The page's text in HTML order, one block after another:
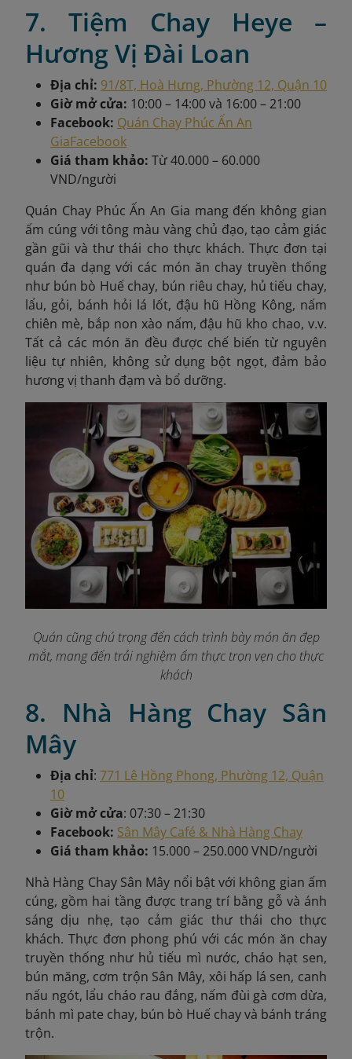
7. Tiệm Chay Heye –
Hương Vị Đài Loan
Địa chỉ: 91/8T, Hoà Hưng, Phường 12, Quận 10
Giờ mở cửa: 10:00 – 14:00 và 16:00 – 21:00
Facebook: Quán Chay Phúc Ấn An
GiaFacebook
Giá tham khảo: Từ 40.000 – 60.000
VND/người
Quán Chay Phúc Ấn An Gia mang đến không gian
ấm cúng với tông màu vàng chủ đạo, tạo cảm giác
gần gũi và thư thái cho thực khách. Thực đơn tại
quán đa dạng với các món ăn chay truyền thống
như bún bò Huế chay, bún riêu chay, hủ tiếu chay,
lẩu, gỏi, bánh hỏi lá lốt, đậu hũ Hồng Kông, nấm
chiên mè, bắp non xào nấm, đậu hũ kho chao, v.v.
Tất cả các món ăn đều được chế biến từ nguyên
liệu tự nhiên, không sử dụng bột ngọt, đảm bảo
hương vị thanh đạm và bổ dưỡng.
Quán cũng chú trọng đến cách trình bày món ăn đẹp
mắt, mang đến trải nghiệm ẩm thực trọn vẹn cho thực
khách
8. Nhà Hàng Chay Sân
Mây
Địa chỉ: 771 Lê Hồng Phong, Phường 12, Quận
10
Giờ mở cửa: 07:30 – 21:30
Facebook: Sân Mây Café & Nhà Hàng Chay
Giá tham khảo: 15.000 – 250.000 VND/người
Nhà Hàng Chay Sân Mây nổi bật với không gian ấm
cúng, gồm hai tầng được trang trí bằng gỗ và ánh
sáng dịu nhẹ, tạo cảm giác thư thái cho thực
khách. Thực đơn phong phú với các món ăn chay
truyền thống như hủ tiếu mì nước, cháo hạt sen,
bún măng, cơm trộn Sân Mây, xôi hấp lá sen, canh
nấu ngót, lẩu cháo rau đắng, nấm đùi gà cơm dừa,
bánh mì pate chay, bún bò Huế chay và bánh tráng
trộn.